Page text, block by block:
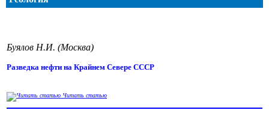
Буялов Н.И. (Москва)
Разведка нефти на Крайнем Севере СССР
Читать статью